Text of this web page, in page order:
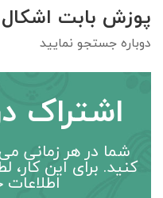
پوزش بابت
دوباره جستجو نمایید
اشتراک
شما در هر زمانی
کنید. برای این کار،
اطلاعات